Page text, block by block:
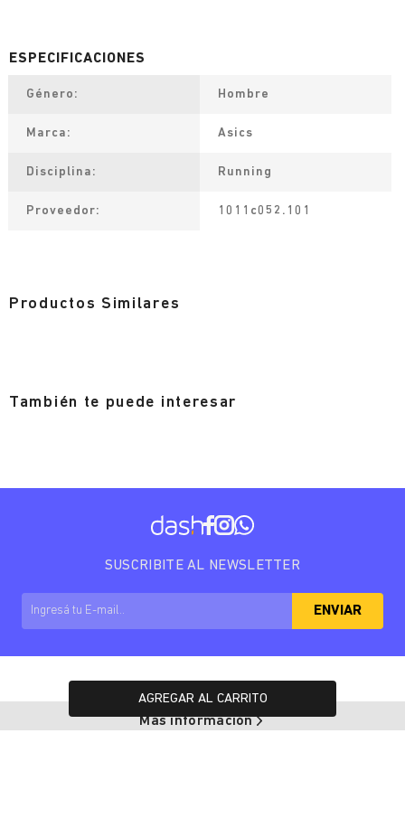
AGREGAR AL CARRITO
Género Hombre
Marca Asics
Disciplina Running
Proveedor 1011c052.101
Productos Similares
También te puede interesar
SUSCRIBITE AL NEWSLETTER
ENVIAR
Más información